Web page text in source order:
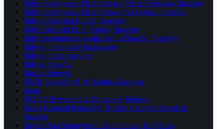
Sklep Spożywczo-Przemysłowy Maria Olejarska, Staszów
Sklep Spożywczo-Przemysłowy Na Łąkach Staszów
Sklep z Bielizną Halpol, Staszów
Sklep Zielarski Dary Natury, Staszów
Sklep zoologiczno-wędkarski „u Magdy” Staszów
Sklepy i hurtownie budowlane
Sklepy motoryzacyjne
Sklepy Staszów
Służba zdrowia
SPAR Szydłów, P. W. Emilia Zarzycka
Sport
SPZOZ Przychodnia Zdrowia w Połańcu
Stacja Kontroli Pojazdów Trucker Grzegorz Stondzik
Staszów
Stajnia Nad Strumykiem Ewa Subocz, Korytnica